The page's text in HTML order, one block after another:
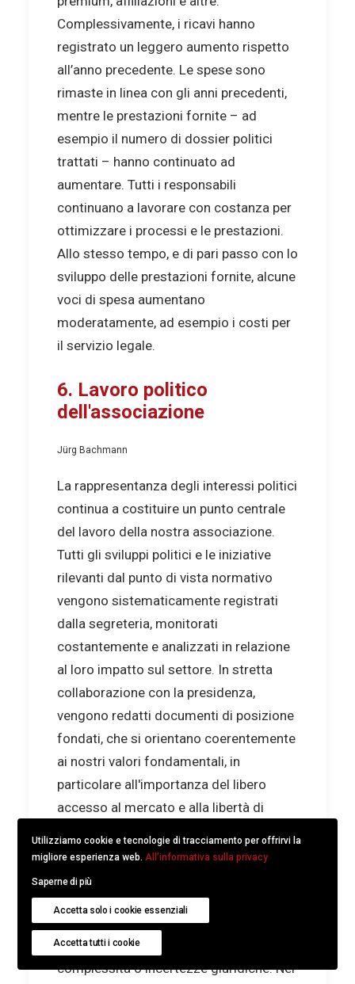
Complessivamente, i ricavi hanno
registrato un leggero aumento rispetto
all’anno precedente. Le spese sono
rimaste in linea con gli anni precedenti,
mentre le prestazioni fornite – ad
esempio il numero di dossier politici
trattati – hanno continuato ad
aumentare. Tutti i responsabili
continuano a lavorare con costanza per
ottimizzare i processi e le prestazioni.
Allo stesso tempo, e di pari passo con lo
sviluppo delle prestazioni fornite, alcune
voci di spesa aumentano
moderatamente, ad esempio i costi per
il servizio legale.
6. Lavoro politico
dell'associazione
Jürg Bachmann
La rappresentanza degli interessi politici
continua a costituire un punto centrale
del lavoro della nostra associazione.
Tutti gli sviluppi politici e le iniziative
rilevanti dal punto di vista normativo
vengono sistematicamente registrati
dalla segreteria, monitorati
costantemente e analizzati in relazione
al loro impatto sul settore. In stretta
collaborazione con la presidenza,
vengono redatti documenti di posizione
fondati, che si orientano coerentemente
ai nostri valori fondamentali, in
particolare all'importanza del libero
accesso al mercato e alla libertà di
attenzione viene dedicata all'attenta
verifica che le nuove richieste
parlamentari non siano già coperte dalle
basi giuridiche esistenti e che ulteriori
regolamentazioni non creino inutili
complessità o incertezze giuridiche. Nel
Utilizziamo cookie e tecnologie di tracciamento per offrirvi la
migliore esperienza web.All'informativa sulla privacy
Saperne di più
Accetta solo i cookie essenziali
Accetta tutti i cookie